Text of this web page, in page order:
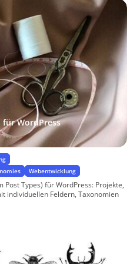
WordPress
Webentwicklung
Types) für WordPress: Projekte,
individuellen Feldern, Taxonomien